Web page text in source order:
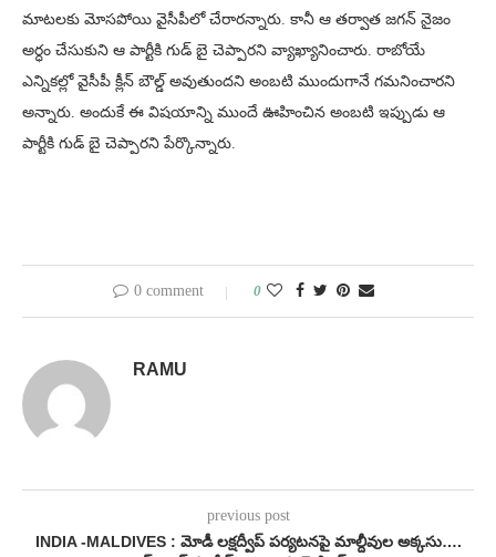
మాటలకు మోసపోయి వైసీపీలో చేరారన్నారు. కానీ ఆ తర్వాత జగన్ నైజం
అర్ధం చేసుకుని ఆ పార్టీకి గుడ్ బై చెప్పారని వ్యాఖ్యానించారు. రాబోయే
ఎన్నికల్లో వైసీపీ క్లీన్ బౌల్డ్ అవుతుందని అంబటి ముందుగానే గమనించారని
అన్నారు. అందుకే ఈ విషయాన్ని ముందే ఊహించిన అంబటి ఇప్పుడు ఆ
పార్టీకి గుడ్ బై చెప్పారని పేర్కొన్నారు.
0 comment 0
RAMU
previous post
INDIA -MALDIVES : మోడీ లక్షద్వీప్ పర్యటనపై మాల్దీవుల అక్కసు….